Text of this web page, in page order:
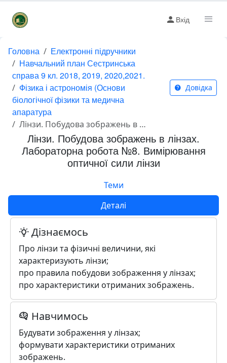
Вхід
Головна
Електронні підручники
Навчальний план Сестринська
справа 9 кл. 2018, 2019, 2020,2021.
Фізика і астрономія (Основи
біологічної фізики та медична
апаратура
Лінзи. Побудова зображень в лінзах. Лабораторна робота №8. Вимірювання оптичної сили лінзи
Довідка
Лінзи. Побудова зображень в лінзах.
Лабораторна робота №8. Вимірювання
оптичної сили лінзи
Теми
Деталі
Дізнаємось
Про лінзи та фізичні величини, які
характеризують лінзи;
про правила побудови зображення у лінзах;
про характеристики отриманих зображень.
Навчимось
Будувати зображення у лінзах;
формувати характеристики отриманих
зображень.